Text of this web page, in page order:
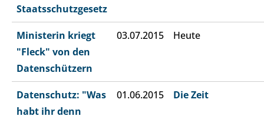
Staatsschutzgesetz
Ministerin kriegt
"Fleck" von den
Datenschützern
03.07.2015 Heute
Datenschutz: "Was
habt ihr denn
01.06.2015 Die Zeit